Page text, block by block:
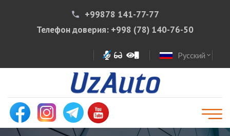
phone
+99878 141-77-77
Телефон доверия: +998 (78) 140-76-50
Русский expand_more